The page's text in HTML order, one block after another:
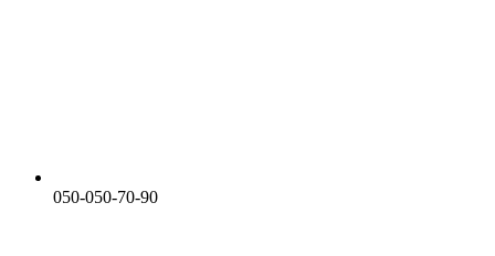
050-050-70-90